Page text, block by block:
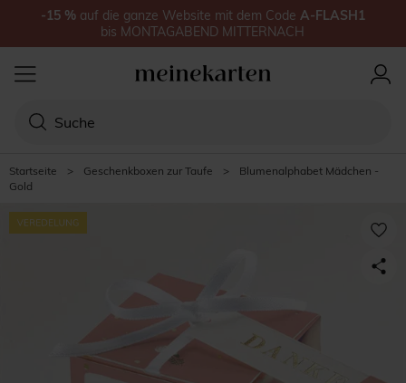
Startseite > Geschenkboxen zur Taufe >
Blumenalphabet Mädchen -
Gold
-15 % auf die ganze Website mit dem Code A-FLASH1
bis MONTAGABEND MITTERNACH